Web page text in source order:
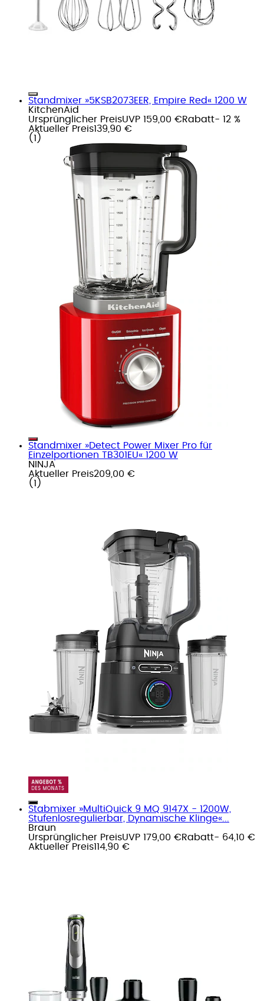
Standmixer »5KSB2073EER, Empire Red« 1200 W
KitchenAid
Ursprünglicher PreisUVP 159,00 €Rabatt- 12 %
Aktueller Preis139,90 €
( 1 )
Standmixer »Detect Power Mixer Pro für
Einzelportionen TB301EU« 1200 W
NINJA
Aktueller Preis209,00 €
( 1 )
Stabmixer »MultiQuick 9 MQ 9147X - 1200W,
Stufenlosregulierbar, Dynamische Klinge«...
Braun
Ursprünglicher PreisUVP 179,00 €Rabatt- 64,10 €
Aktueller Preis114,90 €